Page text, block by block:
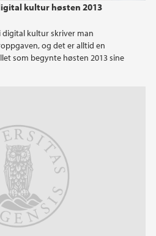
kultur høsten 2013
digital kultur skriver man
og det er alltid en
som begynte høsten 2013 sine